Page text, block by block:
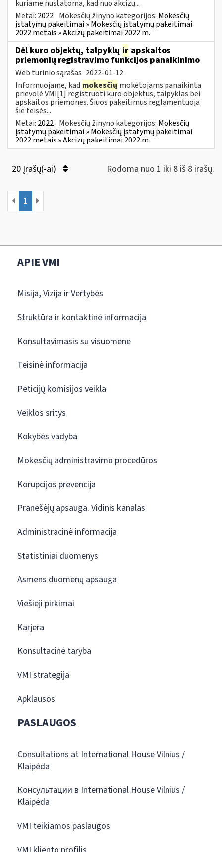
kuriame nustatoma, kad nuo akcizų...
Metai: 2022 Mokesčių žinyno kategorijos: Mokesčių
įstatymų pakeitimai » Mokesčių įstatymų pakeitimai
2022 metais » Akcizų pakeitimai 2022 m.
Dėl kuro objektų, talpyklų ir apskaitos
priemonių registravimo funkcijos panaikinimo
Web turinio sąrašas 2022-01-12
Informuojame, kad mokesčių mokėtojams panaikinta
prievolė VMI[1] registruoti kuro objektus, talpyklas bei
apskaitos priemones. Šiuos pakeitimus reglamentuoja
šie teisės...
Metai: 2022 Mokesčių žinyno kategorijos: Mokesčių
įstatymų pakeitimai » Mokesčių įstatymų pakeitimai
2022 metais » Akcizų pakeitimai 2022 m.
20 Įrašų(-ai) Rodoma nuo 1 iki 8 iš 8 irašų.
1
APIE VMI
Misija, Vizija ir Vertybės
Struktūra ir kontaktinė informacija
Konsultavimasis su visuomene
Teisinė informacija
Peticijų komisijos veikla
Veiklos sritys
Kokybės vadyba
Mokesčių administravimo procedūros
Korupcijos prevencija
Pranešėjų apsauga. Vidinis kanalas
Administracinė informacija
Statistiniai duomenys
Asmens duomenų apsauga
Viešieji pirkimai
Karjera
Konsultacinė taryba
VMI strategija
Apklausos
PASLAUGOS
Consultations at International House Vilnius /
Klaipėda
Консультации в International House Vilnius /
Klaipėda
VMI teikiamos paslaugos
VMI kliento profilis